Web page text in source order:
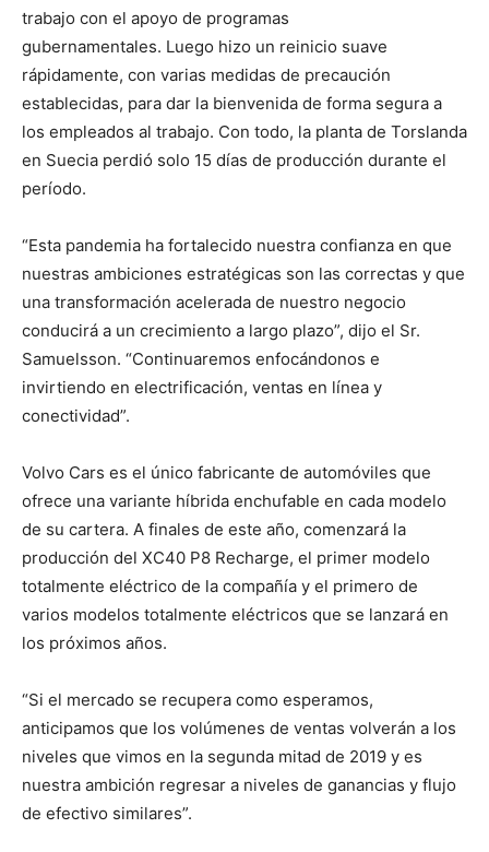
trabajo con el apoyo de programas
gubernamentales. Luego hizo un reinicio suave
rápidamente, con varias medidas de precaución
establecidas, para dar la bienvenida de forma segura a
los empleados al trabajo. Con todo, la planta de Torslanda
en Suecia perdió solo 15 días de producción durante el
período.
“Esta pandemia ha fortalecido nuestra confianza en que
nuestras ambiciones estratégicas son las correctas y que
una transformación acelerada de nuestro negocio
conducirá a un crecimiento a largo plazo”, dijo el Sr.
Samuelsson. “Continuaremos enfocándonos e
invirtiendo en electrificación, ventas en línea y
conectividad”.
Volvo Cars es el único fabricante de automóviles que
ofrece una variante híbrida enchufable en cada modelo
de su cartera. A finales de este año, comenzará la
producción del XC40 P8 Recharge, el primer modelo
totalmente eléctrico de la compañía y el primero de
varios modelos totalmente eléctricos que se lanzará en
los próximos años.
“Si el mercado se recupera como esperamos,
anticipamos que los volúmenes de ventas volverán a los
niveles que vimos en la segunda mitad de 2019 y es
nuestra ambición regresar a niveles de ganancias y flujo
de efectivo similares”.